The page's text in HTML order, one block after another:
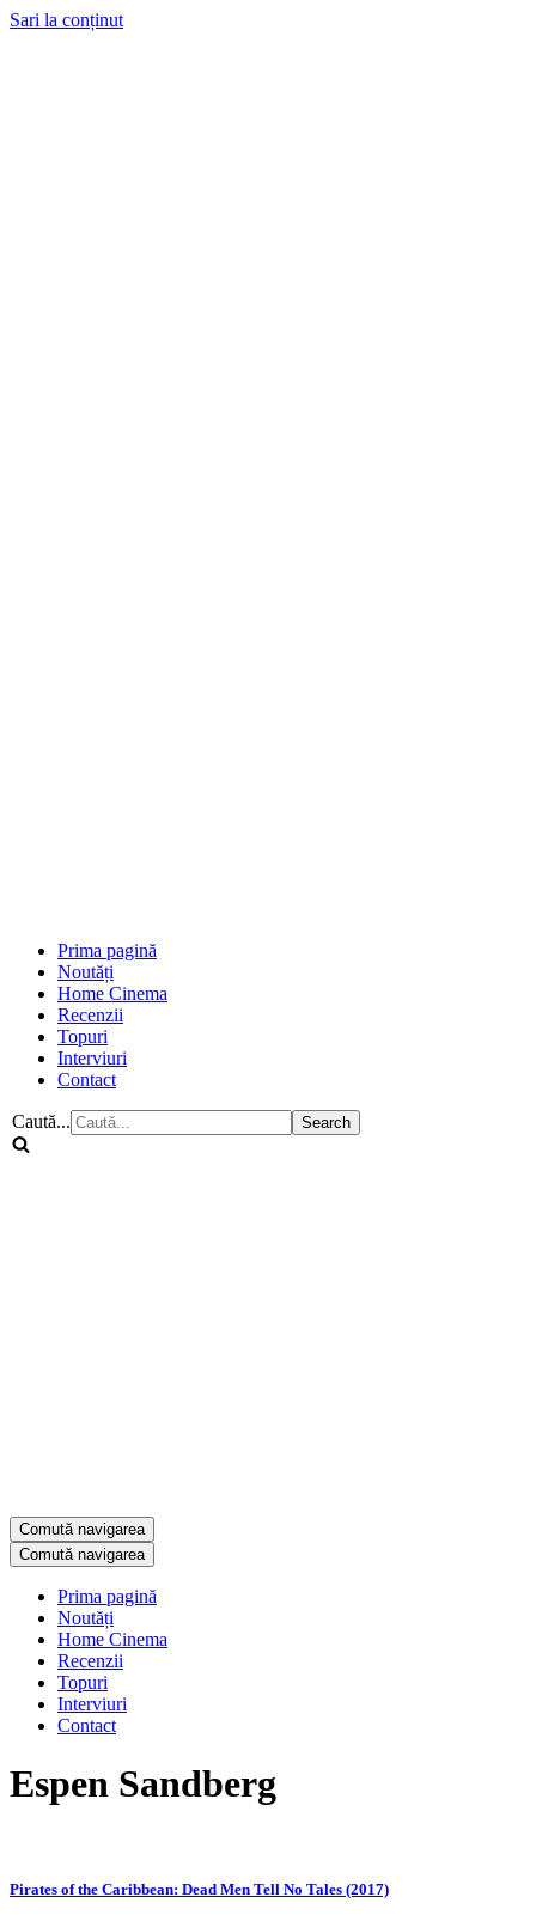
Sari la conținut
Prima pagină
Noutăți
Home Cinema
Recenzii
Topuri
Interviuri
Contact
Caută...
Comută navigarea
Comută navigarea
Prima pagină
Noutăți
Home Cinema
Recenzii
Topuri
Interviuri
Contact
Espen Sandberg
Pirates of the Caribbean: Dead Men Tell No Tales (2017)